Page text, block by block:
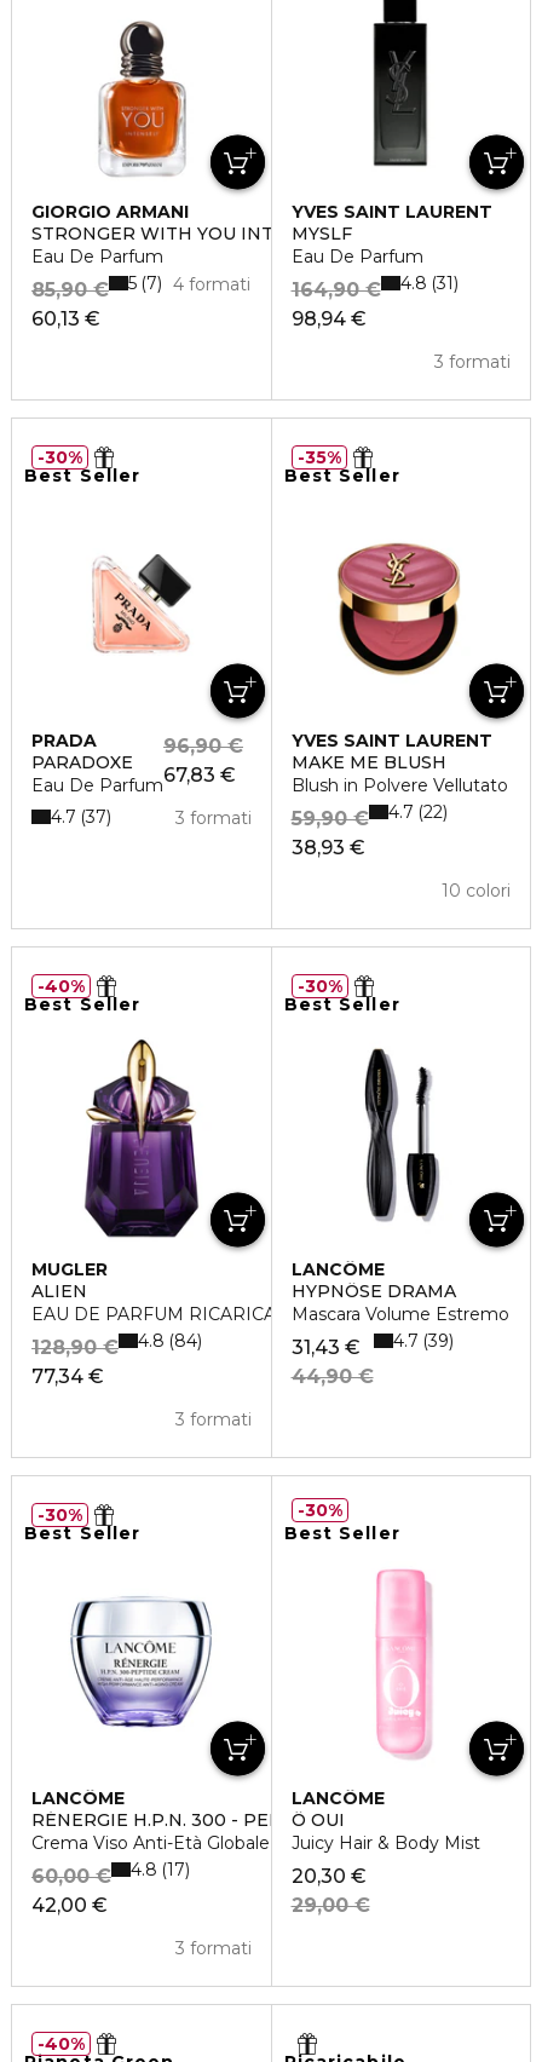
GIORGIO ARMANI
STRONGER WITH YOU INTENSELY
Eau De Parfum
60,13 €
85,90 € 4 formati
5 7
YVES SAINT LAURENT
MYSLF
Eau De Parfum
98,94 €
164,90 €
3 formati
4.8 31
Best Seller
PRADA
PARADOXE
Eau De Parfum67,83 €
96,90 €
3 formati
4.7 37
30%
Best Seller
YVES SAINT LAURENT
MAKE ME BLUSH
Blush in Polvere Vellutato
38,93 €
59,90 €
10 colori
4.7 22
35%
Best Seller
MUGLER
ALIEN
EAU DE PARFUM RICARICABILE
77,34 €
128,90 €
3 formati
4.8 84
40%
Best Seller
LANCÔME
HYPNÔSE DRAMA
Mascara Volume Estremo
31,43 €
44,90 €
4.7 39
30%
Best Seller
LANCÔME
RÉNERGIE H.P.N. 300 - PEPTIDE CREAM
Crema Viso Anti-Età Globale Alta Performance
42,00 €
60,00 €
3 formati
4.8 17
30%
Best Seller
LANCÔME
Ô OUI
Juicy Hair & Body Mist
20,30 €
29,00 €
30%
40%